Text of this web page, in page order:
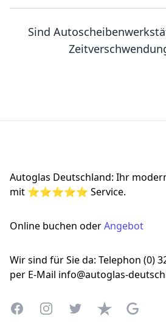
Sind
Autoglas Deutschland: Ihr
mit ⭐⭐⭐⭐⭐ Service.
Online buchen oderAngebot
Wir sind für Sie da: Telephon (0)
per E-Mail info@autoglas-
FacebookInstagramTwitterTrustpilotGoogle